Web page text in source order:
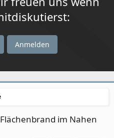
Anmelden
im Nahen